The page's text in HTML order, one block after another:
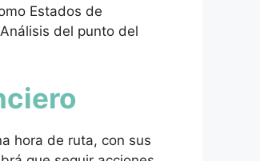
Estados de
del punto del
hora de ruta, con sus